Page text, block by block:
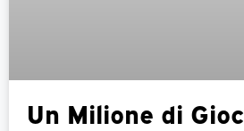
Un Milione di